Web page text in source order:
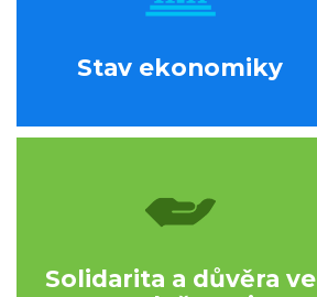
Stav ekonomiky
Solidarita a důvěra ve